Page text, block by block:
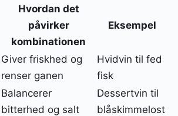
Hvordan det
påvirker
kombinationen
Eksempel
Giver friskhed og
renser ganen
Hvidvin til fed
fisk
Balancerer
bitterhed og salt
Dessertvin til
blåskimmelost